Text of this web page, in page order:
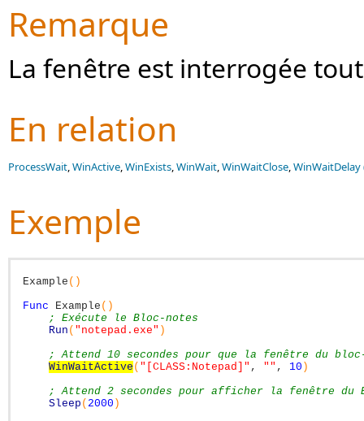
Remarque
La fenêtre est interrogée
En relation
ProcessWait,WinActive,WinExists,WinWait,WinWaitClose,
Exemple
Example ( )
Func
Example ( )
; Exécute le Bloc-notes
Run ( "notepad.exe" )
; Attend 10 secondes pour que la fenêtre du
WinWaitActive ( "[CLASS:Notepad]" , "" , 10 )
; Attend 2 secondes pour afficher la fenêtre du
Sleep ( 2000 )